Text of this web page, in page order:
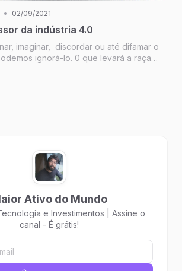
• 02/09/2021
da indústria 4.0
imaginar, discordar ou até difamar o
ignorá-lo. 0 que levará a raça
Ativo do Mundo
e Investimentos | Assine o
canal - É grátis!